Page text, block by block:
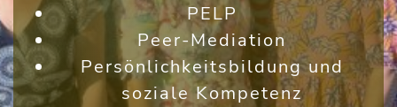
PELP
Peer-Mediation
Persönlichkeitsbildung und
soziale Kompetenz